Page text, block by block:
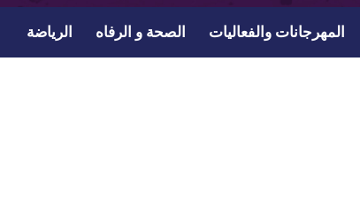
الرياضة الصحة و الرفاه المهرجانات والفعاليات